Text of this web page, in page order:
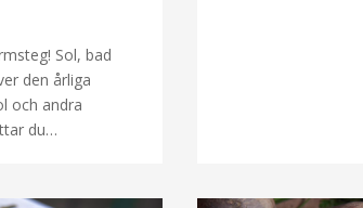
Sol, bad
den årliga
och andra
du…